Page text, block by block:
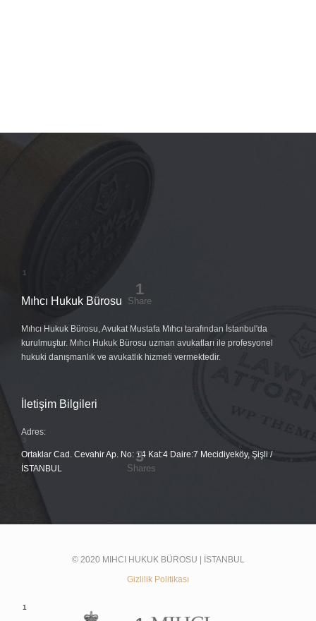
Mıhcı Hukuk Bürosu
Mıhcı Hukuk Bürosu, Avukat Mustafa Mıhcı tarafından İstanbul'da
kurulmuştur. Mıhcı Hukuk Bürosu uzman avukatları ile profesyonel
hukuki danışmanlık ve avukatlık hizmeti vermektedir.
İletişim Bilgileri
Adres:
Ortaklar Cad. Cevahir Ap. No: 14 Kat:4 Daire:7 Mecidiyeköy, Şişli /
İSTANBUL
© 2020 MIHCI HUKUK BÜROSU | İSTANBUL
Gizlilik Politikası